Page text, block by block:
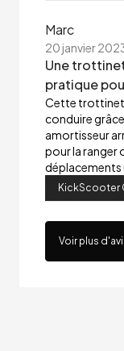
Marc
20 janvier
Une
pratique
Cette
conduire
amortisseur
pour la ranger
déplacements
KickScooter
Voir plus